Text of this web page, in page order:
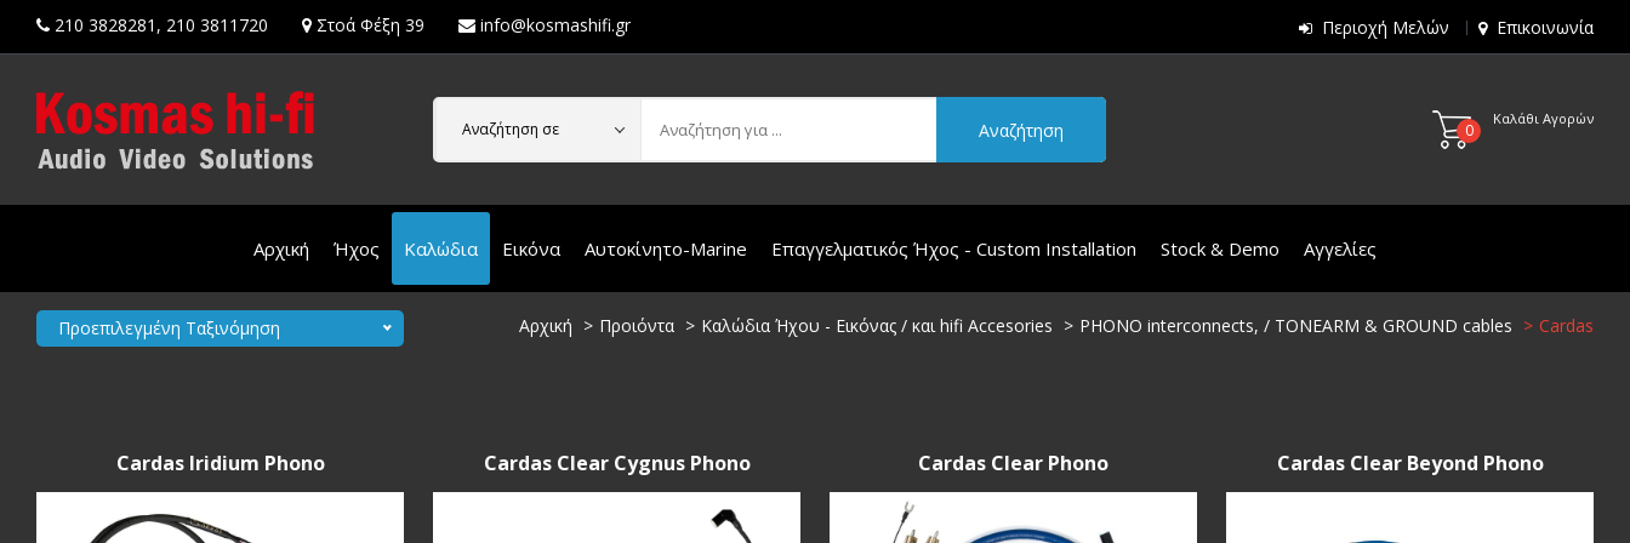
210 3828281 , 210 3811720 Στοά Φέξη 39 info@kosmashifi.gr Περιοχή Μελών Επικοινωνία
0
Καλάθι Αγορών
Αναζήτηση σε Αναζήτηση
Αρχική Ήχος Καλώδια Εικόνα Αυτοκίνητο-Marine Επαγγελματικός Ήχος - Custom Installation Stock & Demo Αγγελίες
Προεπιλεγμένη Ταξινόμηση Αρχική Προιόντα Καλώδια Ήχου - Εικόνας / και hifi Accesories PHONO interconnects, / TONEARM & GROUND cables Cardas
Cardas Iridium Phono Cardas Clear Cygnus Phono Cardas Clear Phono Cardas Clear Beyond Phono